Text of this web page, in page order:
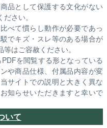
品として保護する文化がない
さい。
べて慣らし動作が必要であっ
でキズ・スレ等のある場合が
はご容赦ください。
を閲覧する形となっている
や商品仕様、付属品内容が変
サイトでの説明と大きく異な
知らせいただきますと幸いで
いて